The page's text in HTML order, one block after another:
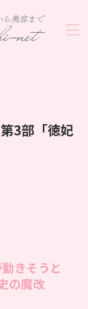
3部「徳妃
きそうと
の魔改